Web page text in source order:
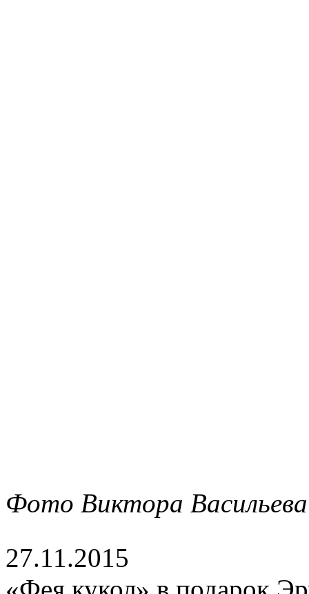
Фото Виктора
27.11.2015